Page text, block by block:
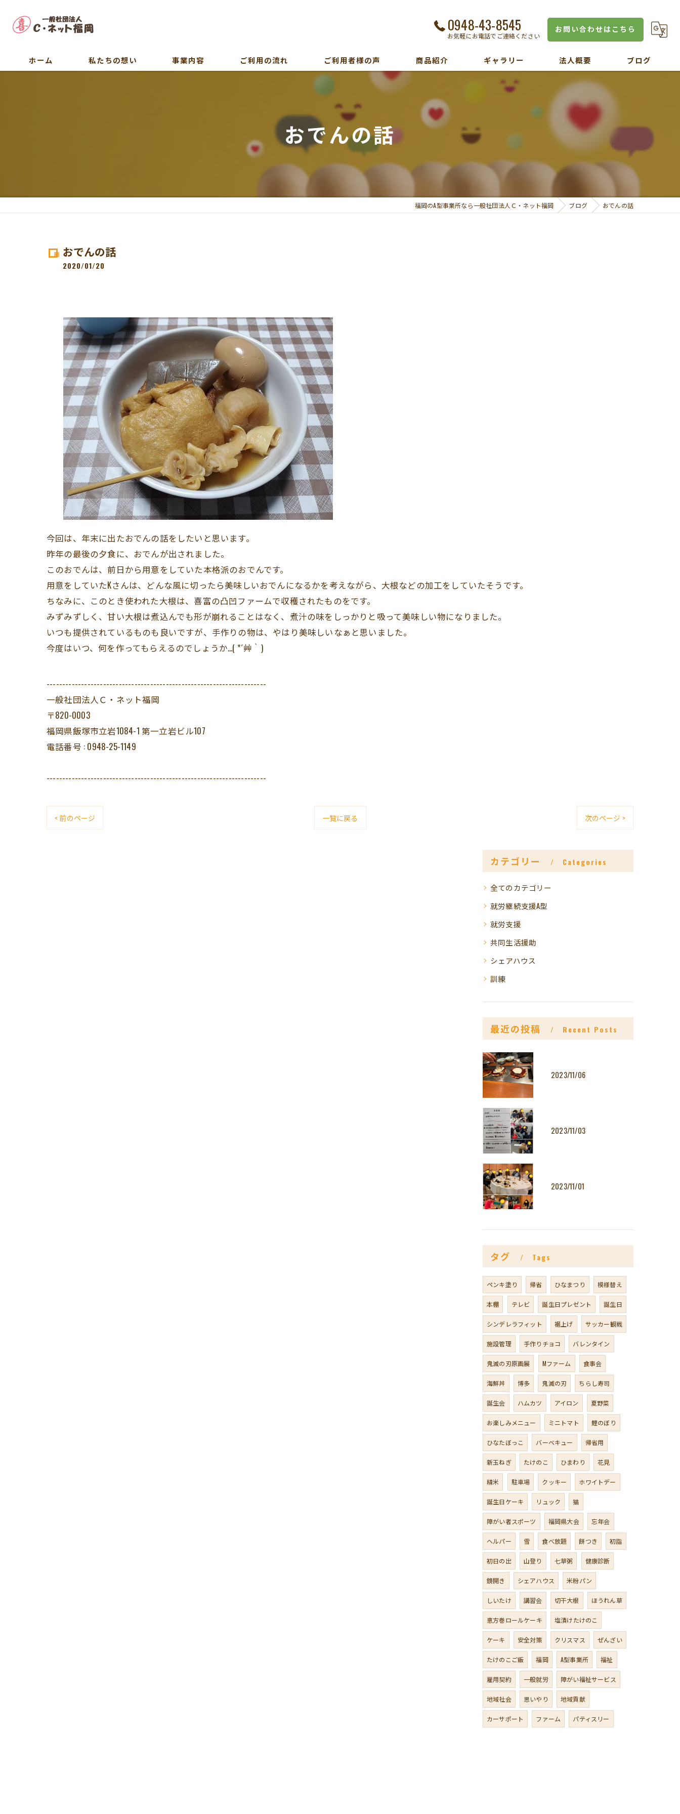
0948-43-8545
お気軽にお電話でご連絡ください
お問い合わせはこちら
ホーム 私たちの想い 事業内容 ご利用の流れ ご利用者様の声 商品紹介 ギャラリー 法人概要 ブログ
おでんの話
福岡のA型事業所なら一般社団法人Ｃ・ネット福岡 ブログ おでんの話
おでんの話
2020/01/20
今回は、年末に出たおでんの話をしたいと思います。
昨年の最後の夕食に、おでんが出されました。
このおでんは、前日から用意をしていた本格派のおでんです。
用意をしていたKさんは、どんな風に切ったら美味しいおでんになるかを考えながら、大根などの加工をしていたそうです。
ちなみに、このとき使われた大根は、喜富の凸凹ファームで収穫されたものをです。
みずみずしく、甘い大根は煮込んでも形が崩れることはなく、煮汁の味をしっかりと吸って美味しい物になりました。
いつも提供されているものも良いですが、手作りの物は、やはり美味しいなぁと思いました。
今度はいつ、何を作ってもらえるのでしょうか…( *´艸｀)
----------------------------------------------------------------------
一般社団法人Ｃ・ネット福岡
〒820-0003
福岡県飯塚市立岩1084-1 第一立岩ビル107
電話番号 : 0948-25-1149
----------------------------------------------------------------------
< 前のページ 一覧に戻る 次のページ >
カテゴリー Categories
全てのカテゴリー
就労継続支援A型
就労支援
共同生活援助
シェアハウス
訓練
最近の投稿 Recent Posts
2023/11/06
2023/11/03
2023/11/01
タグ Tags
ペンキ塗り 帰省 ひなまつり 模様替え
本棚 テレビ 誕生日プレゼント 誕生日
シンデレラフィット 裾上げ サッカー観戦
施設管理 手作りチョコ バレンタイン
鬼滅の刃原画展 Mファーム 食事会
海鮮丼 博多 鬼滅の刃 ちらし寿司
誕生会 ハムカツ アイロン 夏野菜
お楽しみメニュー ミニトマト 鯉のぼり
ひなたぼっこ バーベキュー 帰省用
新玉ねぎ たけのこ ひまわり 花見
精米 駐車場 クッキー ホワイトデー
誕生日ケーキ リュック 猫
障がい者スポーツ 福岡県大会 忘年会
ヘルパー 雪 食べ放題 餅つき 初詣
初日の出 山登り 七草粥 健康診断
鏡開き シェアハウス 米粉パン
しいたけ 講習会 切干大根 ほうれん草
恵方巻ロールケーキ 塩漬けたけのこ
ケーキ 安全対策 クリスマス ぜんざい
たけのこご飯 福岡 A型事業所 福祉
雇用契約 一般就労 障がい福祉サービス
地域社会 思いやり 地域貢献
カーサポート ファーム パティスリー